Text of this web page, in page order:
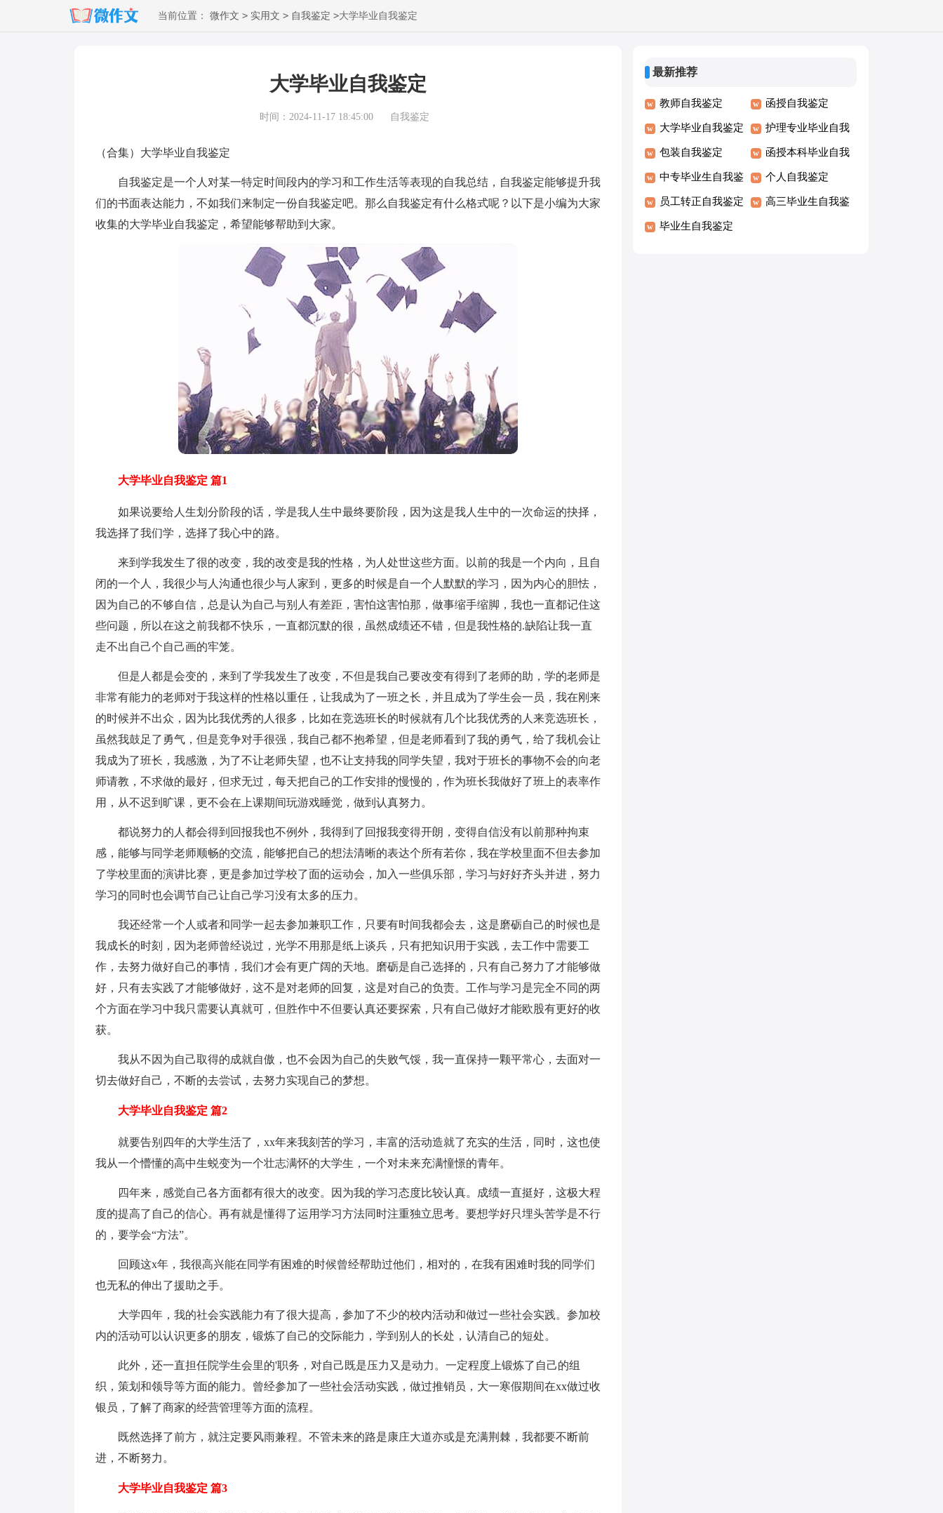
当前位置： 微作文 > 实用文 > 自我鉴定 >大学毕业自我鉴定
大学毕业自我鉴定
时间：2024-11-17 18:45:00 自我鉴定
（合集）大学毕业自我鉴定
自我鉴定是一个人对某一特定时间段内的学习和工作生活等表现的自我总结，自我鉴定能够提升我
们的书面表达能力，不如我们来制定一份自我鉴定吧。那么自我鉴定有什么格式呢？以下是小编为大家
收集的大学毕业自我鉴定，希望能够帮助到大家。
大学毕业自我鉴定 篇1
如果说要给人生划分阶段的话，学是我人生中最终要阶段，因为这是我人生中的一次命运的抉择，
我选择了我们学，选择了我心中的路。
来到学我发生了很的改变，我的改变是我的性格，为人处世这些方面。以前的我是一个内向，且自
闭的一个人，我很少与人沟通也很少与人家到，更多的时候是自一个人默默的学习，因为内心的胆怯，
因为自己的不够自信，总是认为自己与别人有差距，害怕这害怕那，做事缩手缩脚，我也一直都记住这
些问题，所以在这之前我都不快乐，一直都沉默的很，虽然成绩还不错，但是我性格的.缺陷让我一直
走不出自己个自己画的牢笼。
但是人都是会变的，来到了学我发生了改变，不但是我自己要改变有得到了老师的助，学的老师是
非常有能力的老师对于我这样的性格以重任，让我成为了一班之长，并且成为了学生会一员，我在刚来
的时候并不出众，因为比我优秀的人很多，比如在竞选班长的时候就有几个比我优秀的人来竞选班长，
虽然我鼓足了勇气，但是竞争对手很强，我自己都不抱希望，但是老师看到了我的勇气，给了我机会让
我成为了班长，我感激，为了不让老师失望，也不让支持我的同学失望，我对于班长的事物不会的向老
师请教，不求做的最好，但求无过，每天把自己的工作安排的慢慢的，作为班长我做好了班上的表率作
用，从不迟到旷课，更不会在上课期间玩游戏睡觉，做到认真努力。
都说努力的人都会得到回报我也不例外，我得到了回报我变得开朗，变得自信没有以前那种拘束
感，能够与同学老师顺畅的交流，能够把自己的想法清晰的表达个所有若你，我在学校里面不但去参加
了学校里面的演讲比赛，更是参加过学校了面的运动会，加入一些俱乐部，学习与好好齐头并进，努力
学习的同时也会调节自己让自己学习没有太多的压力。
我还经常一个人或者和同学一起去参加兼职工作，只要有时间我都会去，这是磨砺自己的时候也是
我成长的时刻，因为老师曾经说过，光学不用那是纸上谈兵，只有把知识用于实践，去工作中需要工
作，去努力做好自己的事情，我们才会有更广阔的天地。磨砺是自己选择的，只有自己努力了才能够做
好，只有去实践了才能够做好，这不是对老师的回复，这是对自己的负责。工作与学习是完全不同的两
个方面在学习中我只需要认真就可，但胜作中不但要认真还要探索，只有自己做好才能欧股有更好的收
获。
我从不因为自己取得的成就自傲，也不会因为自己的失败气馁，我一直保持一颗平常心，去面对一
切去做好自己，不断的去尝试，去努力实现自己的梦想。
大学毕业自我鉴定 篇2
就要告别四年的大学生活了，xx年来我刻苦的学习，丰富的活动造就了充实的生活，同时，这也使
我从一个懵懂的高中生蜕变为一个壮志满怀的大学生，一个对未来充满憧憬的青年。
四年来，感觉自己各方面都有很大的改变。因为我的学习态度比较认真。成绩一直挺好，这极大程
度的提高了自己的信心。再有就是懂得了运用学习方法同时注重独立思考。要想学好只埋头苦学是不行
的，要学会“方法”。
回顾这x年，我很高兴能在同学有困难的时候曾经帮助过他们，相对的，在我有困难时我的同学们
也无私的伸出了援助之手。
大学四年，我的社会实践能力有了很大提高，参加了不少的校内活动和做过一些社会实践。参加校
内的活动可以认识更多的朋友，锻炼了自己的交际能力，学到别人的长处，认清自己的短处。
此外，还一直担任院学生会里的'职务，对自己既是压力又是动力。一定程度上锻炼了自己的组
织，策划和领导等方面的能力。曾经参加了一些社会活动实践，做过推销员，大一寒假期间在xx做过收
银员，了解了商家的经营管理等方面的流程。
既然选择了前方，就注定要风雨兼程。不管未来的路是康庄大道亦或是充满荆棘，我都要不断前
进，不断努力。
大学毕业自我鉴定 篇3
最新推荐
教师自我鉴定 函授自我鉴定
大学毕业自我鉴定 护理专业毕业自我
鉴定
包装自我鉴定 函授本科毕业自我
鉴定
中专毕业生自我鉴
定
个人自我鉴定
员工转正自我鉴定 高三毕业生自我鉴
毕业生自我鉴定